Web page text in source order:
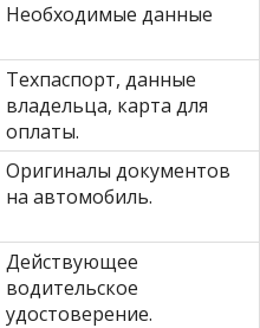
Необходимые данные
Техпаспорт, данные
владельца, карта для
оплаты.
Оригиналы документов
на автомобиль.
Действующее
водительское
удостоверение.